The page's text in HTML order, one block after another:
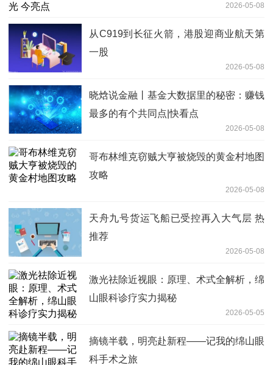
2026-05-08
从C919到长征火箭，港股迎商业航天第
一股
2026-05-08
晓焓说金融丨基金大数据里的秘密：赚钱
最多的有个共同点|快看点
2026-05-08
哥布林维克窃贼大亨被烧毁的黄金村地图
攻略
2026-05-08
天舟九号货运飞船已受控再入大气层 热
推荐
2026-05-08
激光祛除近视眼：原理、术式全解析，绵
山眼科诊疗实力揭秘
2026-05-05
摘镜半载，明亮赴新程——记我的绵山眼
科手术之旅